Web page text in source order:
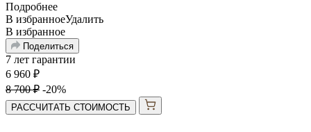
Подробнее
В избранноеУдалить
В избранное
Поделиться
7 лет гарантии
6 960 ₽
8 700₽ -20%
РАССЧИТАТЬ СТОИМОСТЬ